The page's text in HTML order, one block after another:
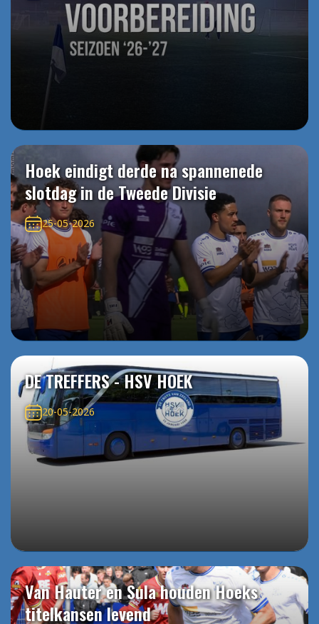
Hoek eindigt derde na spannenede
slotdag in de Tweede Divisie
25-05-2026
DE TREFFERS - HSV HOEK
20-05-2026
Van Hauter en Sula houden Hoeks
titelkansen levend